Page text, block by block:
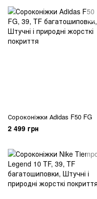
Сороконіжки Аdidas F50 FG
2 499 грн